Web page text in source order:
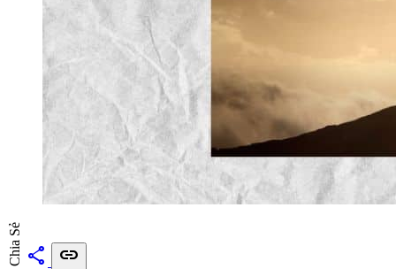
Chia Sẻ share link